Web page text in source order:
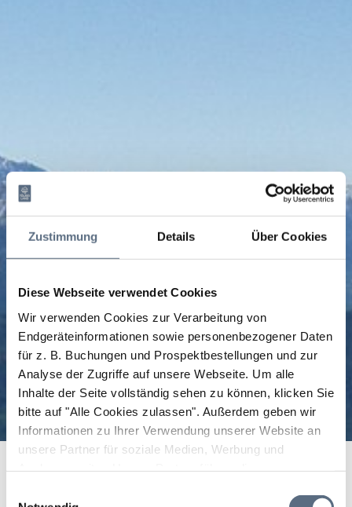
Zustimmung Details Über Cookies
Diese Webseite verwendet Cookies
Wir verwenden Cookies zur Verarbeitung von
Endgeräteinformationen sowie personenbezogener Daten
für z. B. Buchungen und Prospektbestellungen und zur
Analyse der Zugriffe auf unsere Webseite. Um alle
Inhalte der Seite vollständig sehen zu können, klicken Sie
bitte auf "Alle Cookies zulassen". Außerdem geben wir
Informationen zu Ihrer Verwendung unserer Website an
unsere Partner für soziale Medien, Werbung und
Bitte akzeptieren Sie den Einsatz aller Cookies, um den
Bitte akzeptieren Sie den Einsatz aller Cookies, um den
Bitte akzeptieren Sie den Einsatz aller Cookies, um den
Bitte akzeptieren Sie den Einsatz aller Cookies, um den
Bitte akzeptieren Sie den Einsatz aller Cookies, um den
Bitte akzeptieren Sie den Einsatz aller Cookies, um den
Bitte akzeptieren Sie den Einsatz aller Cookies, um den